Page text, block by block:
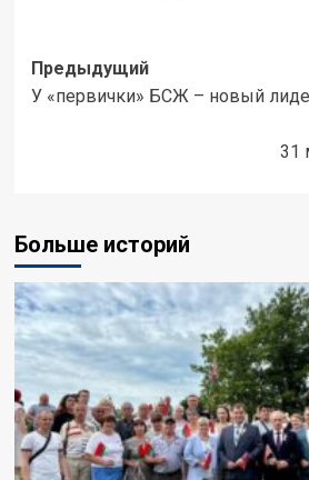
Предыдущий
У «первички» БСЖ – новый
31
Больше историй